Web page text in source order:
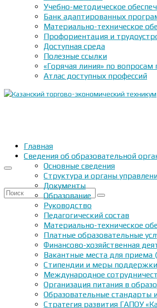
Учебно-методическое
Банк адаптированных
Материально-техническое
Профориентация и
Доступная среда
Полезные ссылки
«Горячая линия» по
Атлас доступных профессий
Искать:
Главная
Сведения об образовательной
Основные сведения
Структура и органы
Документы
Образование
Руководство
Педагогический состав
Материально-техническое
Платные образовательные
Финансово-хозяйственная
Вакантные места для приема
Стипендии и меры
Международное
Организация питания в
Образовательные стандарты
Стратегия развития ГАПОУ